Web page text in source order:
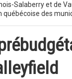
Salaberry et de
des